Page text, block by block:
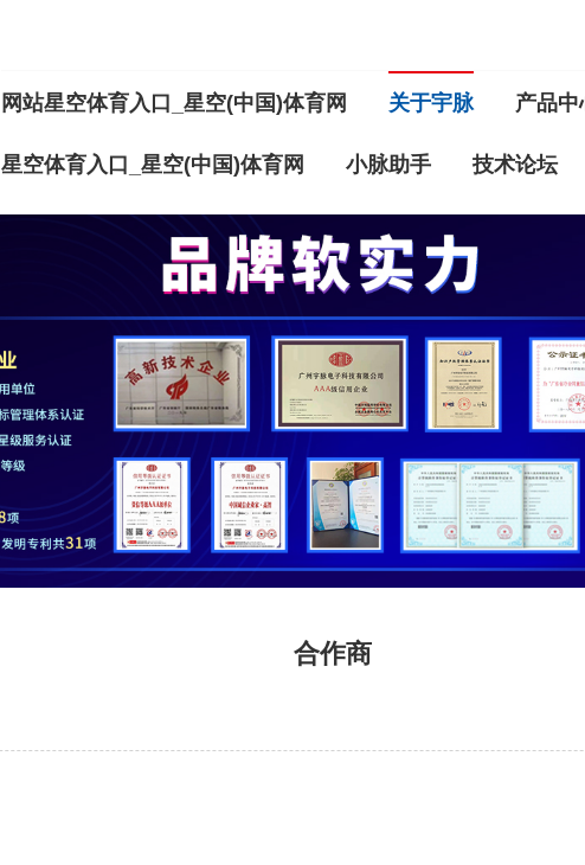
网站星空体育入口_星空(中国)体育网 关于宇脉 产品中
星空体育入口_星空(中国)体育网 小脉助手 技术论坛
合作商